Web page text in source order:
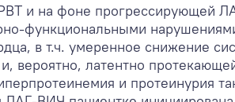
и на фоне прогрессирующей
функциональными
в т.ч. умеренное снижение
вероятно, латентно
и протеинурия